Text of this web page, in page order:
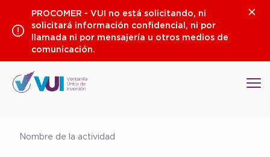
contenido
PROCOMER - VUI no está solicitando, ni
solicitará información confidencial, ni por
llamada ni por mensajería u otros medios de
comunicación.
Nombre de la actividad